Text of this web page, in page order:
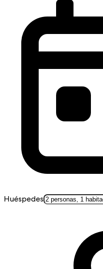
Huéspedes